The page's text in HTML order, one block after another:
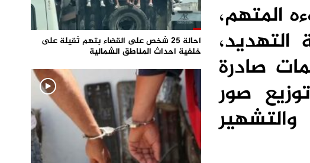
المتهم،
صادرة
صور
احالة 25 شخص على القضاء بتهم ثقيلة على
خلفية احداث المناطق الشمالية